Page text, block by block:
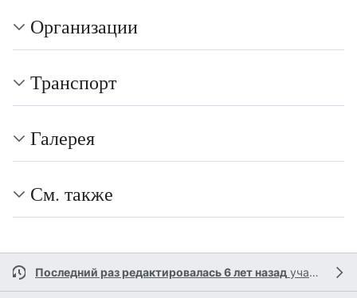
Организации
Транспорт
Галерея
См. также
Последний раз редактировалась 6 лет назад участником